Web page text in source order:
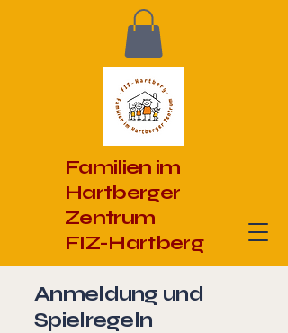
Familien im
Hartberger
Zentrum
FIZ-Hartberg
Anmeldung und
Spielregeln